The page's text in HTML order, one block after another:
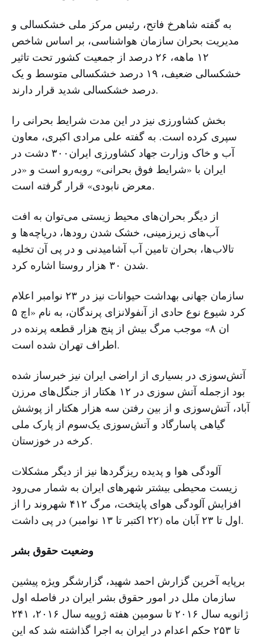
به گفته شاهرخ فاتح، رئیس مرکز ملی خشکسالی و
مدیریت بحران سازمان هوا‌شناسی، بر اساس شاخص
۱۲ ماهه، ۲۶ درصد از جمعیت کشور تحت تاثیر
خشکسالی ضعیف، ۱۹ درصد خشکسالی متوسط و یک
درصد خشکسالی شدید قرار دارند.
بخش کشاورزی نیز در این مدت شرایط بحرانی را
سپری کرده است. به گفته علی مرادی اکبری، معاون
آب و خاک وزارت جهاد کشاورزی ایران۳۰۰ دشت در
ایران با «شرایط فوق بحرانی» روبه‌رو است و «در
معرض نابودی» قرار گرفته است.
از دیگر بحران‌های محیط زیستی می‌توان به افت
آب‌های زیرزمینی، خشک شدن رود‌ها، دریاچه‌ها و
تالاب‌ها، بحران تامین آب آشامیدنی و در پی آن تخلیه
شدن ۳۰ هزار روستا اشاره کرد.
سازمان جهانی بهداشت حیوانات نیز در ۲۳ نوامبر اعلام
کرد شیوع نوع حادی از آنفولانزای پرندگان، به نام «اچ ۵
ان ۸» موجب مرگ بیش از پنج هزار قطعه پرنده در
اطراف تهران شده است.
آتش‌سوزی در بسیاری از اراضی ایران نیز خبرساز شده
بود ازجمله آتش سوزی در ۱۲ هکتار از جنگل‌های مرزن
آباد، آتش‌سوزی و از بین رفتن سه هزار هکتار از پوشش
گیاهی پاسارگاد و آتش‌سوزی یک‌سوم از پارک ملی
کرخه در خوزستان.
آلودگی هوا و پدیده ریزگرد‌ها نیز از دیگر مشکلات
زیست محیطی بیشتر شهرهای ایران به شمار می‌رود
افزایش آلودگی هوای پایتخت، مرگ ۴۱۲ شهروند را از
اول تا ۲۳ آبان ماه (۲۲ اکتبر تا ۱۳ نوامبر) در پی داشت.
وضعیت حقوق بشر
برپایه آخرین گزارش احمد شهید، گزارشگر ویژه پیشین
سازمان ملل در امور حقوق بشر ایران در فاصله اول
ژانویه سال ۲۰۱۶ تا سومین هفته ژوییه سال ۲۰۱۶، ۲۴۱
تا ۲۵۳ حکم اعدام در ایران به اجرا گذاشته شد که این